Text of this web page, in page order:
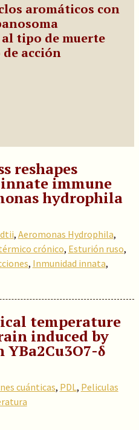
aromáticos con
tipo de muerte
acción
reshapes
immune
hydrophila
, Aeromonas Hydrophila,
crónico, Esturión ruso,
, Inmunidad innata,
temperature
induced by
δ
cuánticas, PDL, Peliculas